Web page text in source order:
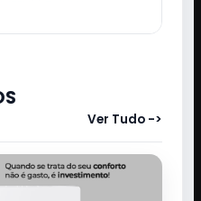
MX-8020 3000WTS
Ver Tudo ->